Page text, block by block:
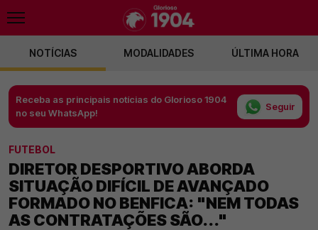
NOTÍCIAS MODALIDADES ÚLTIMA HORA
Receba as principais notícias do Glorioso 1904
no seu WhatsApp!
Seguir
FUTEBOL
DIRETOR DESPORTIVO ABORDA
SITUAÇÃO DIFÍCIL DE AVANÇADO
FORMADO NO BENFICA: "NEM TODAS
AS CONTRATAÇÕES SÃO..."